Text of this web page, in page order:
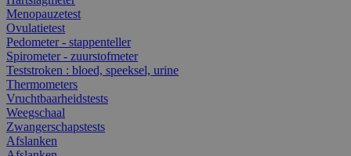
Menopauzetest
Ovulatietest
Pedometer - stappenteller
Spirometer - zuurstofmeter
Teststroken : bloed, speeksel, urine
Thermometers
Vruchtbaarheidstests
Weegschaal
Zwangerschapstests
Afslanken